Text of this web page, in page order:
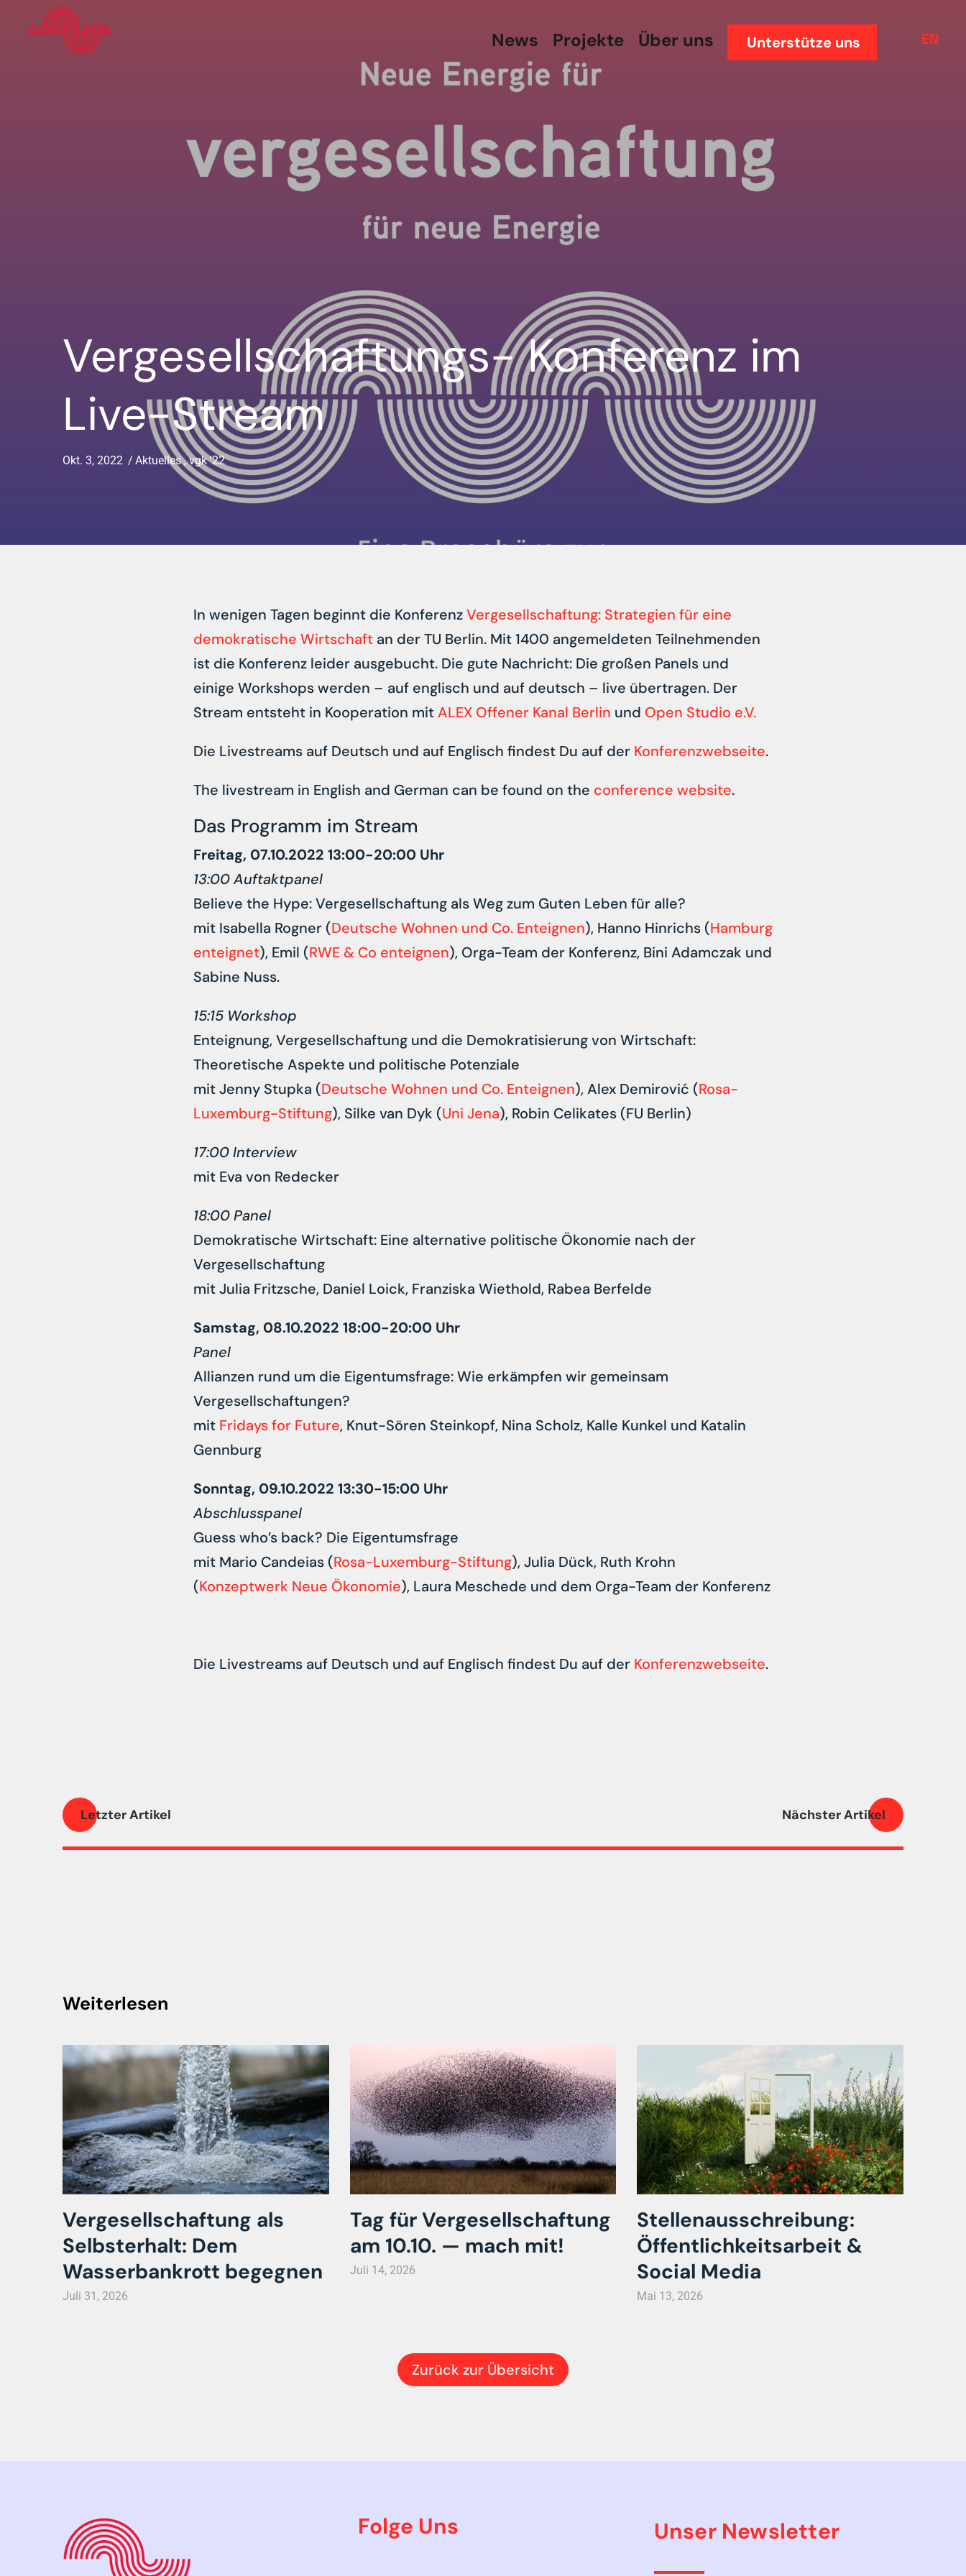
News Projekte Über uns Unterstütze uns EN
Vergesellschaftungs- Konferenz im
Live-Stream
Okt. 3, 2022 Aktuelles,vgk '22
In wenigen Tagen beginnt die KonferenzVergesellschaftung: Strategien für eine
demokratische Wirtschaftan der TU Berlin. Mit 1400 angemeldeten Teilnehmenden
ist die Konferenz leider ausgebucht. Die gute Nachricht: Die großen Panels und
einige Workshops werden – auf englisch und auf deutsch – live übertragen. Der
Stream entsteht in Kooperation mitALEX Offener Kanal Berlin und Open Studio e.V.
Die Livestreams auf Deutsch und auf Englisch findest Du auf der Konferenzwebseite.
The livestream in English and German can be found on the conference website.
Das Programm im Stream
Freitag, 07.10.2022 13:00-20:00 Uhr
13:00 Auftaktpanel
Believe the Hype: Vergesellschaftung als Weg zum Guten Leben für alle?
mit Isabella Rogner (Deutsche Wohnen und Co. Enteignen), Hanno Hinrichs (Hamburg
enteignet), Emil (RWE & Co enteignen), Orga-Team der Konferenz, Bini Adamczak und
Sabine Nuss.
15:15 Workshop
Enteignung, Vergesellschaftung und die Demokratisierung von Wirtschaft:
Theoretische Aspekte und politische Potenziale
mit Jenny Stupka (Deutsche Wohnen und Co. Enteignen), Alex Demirović (Rosa-
Luxemburg-Stiftung), Silke van Dyk (Uni Jena), Robin Celikates (FU Berlin)
17:00 Interview
mit Eva von Redecker
18:00 Panel
Demokratische Wirtschaft: Eine alternative politische Ökonomie nach der
Vergesellschaftung
mit Julia Fritzsche, Daniel Loick, Franziska Wiethold, Rabea Berfelde
Samstag, 08.10.2022 18:00-20:00 Uhr
Panel
Allianzen rund um die Eigentumsfrage: Wie erkämpfen wir gemeinsam
Vergesellschaftungen?
mit Fridays for Future, Knut-Sören Steinkopf, Nina Scholz, Kalle Kunkel und Katalin
Gennburg
Sonntag, 09.10.2022 13:30-15:00 Uhr
Abschlusspanel
Guess who’s back? Die Eigentumsfrage
mit Mario Candeias (Rosa-Luxemburg-Stiftung), Julia Dück, Ruth Krohn
(Konzeptwerk Neue Ökonomie), Laura Meschede und dem Orga-Team der Konferenz
Die Livestreams auf Deutsch und auf Englisch findest Du auf der Konferenzwebseite.
Letzter Artikel Nächster Artikel
Weiterlesen
Vergesellschaftung als
Selbsterhalt: Dem
Wasserbankrott begegnen
Juli 31, 2026
Tag für Vergesellschaftung
am 10.10. — mach mit!
Juli 14, 2026
Stellenausschreibung:
Öffentlichkeitsarbeit &
Social Media
Mai 13, 2026
Zurück zur Übersicht
Folge Uns Unser Newsletter